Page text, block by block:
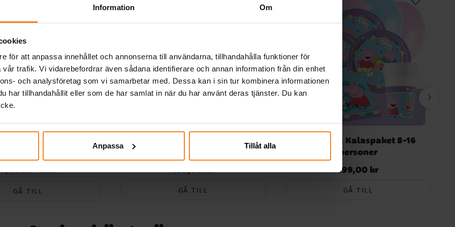
Information Om
för att anpassa innehållet och annonserna till användarna, tillhandahålla funktioner för
trafik. Vi vidarebefordrar även sådana identifierare och annan information från din enhet
och analysföretag som vi samarbetar med. Dessa kan i sin tur kombinera informationen
har tillhandahållit eller som de har samlat in när du har använt deras tjänster. Du kan
Anpassa Tillåt alla
Kalaspaket 8-16
199,00 kr
kr 199,00 kr
GÅ TILL
Paw Patrol Skye - Kalaspaket 8-
199,00 kr
GÅ TILL
Greta Gris Kalaspaket 8-16
personer
Pris:199,00 kr
199,00 kr
GÅ TILL